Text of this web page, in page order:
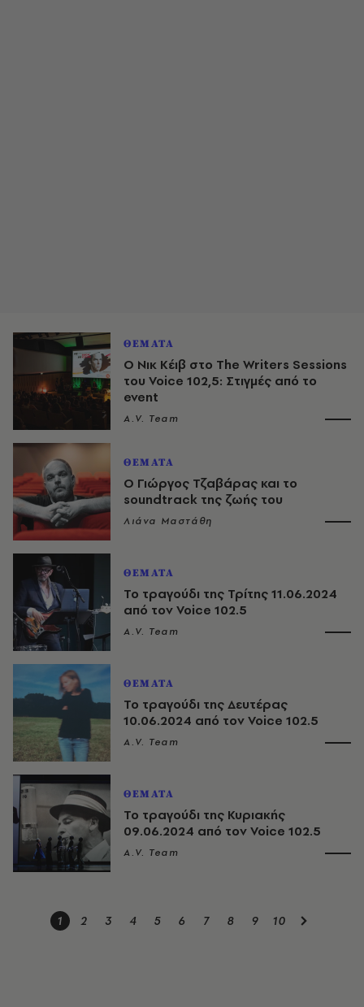
ΘΕΜΑΤΑ
Ο Νικ Κέιβ στο The Writers Sessions
του Voice 102,5: Στιγμές από το
event
A.V. Team
ΘΕΜΑΤΑ
Ο Γιώργος Τζαβάρας και το
soundtrack της ζωής του
Λιάνα Μαστάθη
ΘΕΜΑΤΑ
Το τραγούδι της Τρίτης 11.06.2024
από τον Voice 102.5
A.V. Team
ΘΕΜΑΤΑ
Το τραγούδι της Δευτέρας
10.06.2024 από τον Voice 102.5
A.V. Team
ΘΕΜΑΤΑ
Το τραγούδι της Κυριακής
09.06.2024 από τον Voice 102.5
A.V. Team
1 2 3 4 5 6 7 8 9 10